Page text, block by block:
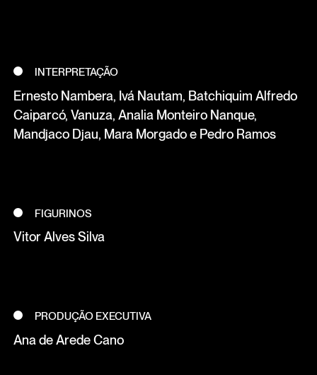
INTERPRETAÇÃO
Ernesto Nambera, Ivá Nautam, Batchiquim Alfredo
Caiparcó, Vanuza, Analia Monteiro Nanque,
Mandjaco Djau, Mara Morgado e Pedro Ramos
FIGURINOS
Vitor Alves Silva
PRODUÇÃO EXECUTIVA
Ana de Arede Cano